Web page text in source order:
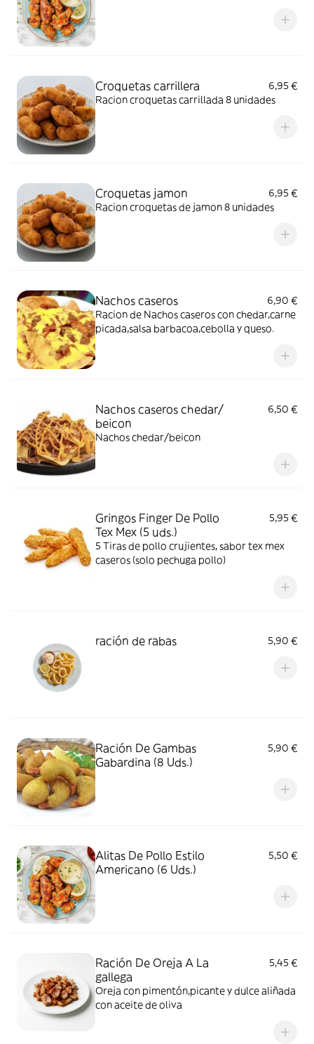
Croquetas carrillera
6,95 €
Racion croquetas carrillada 8 unidades
Croquetas jamon
6,95 €
Racion croquetas de jamon 8 unidades
Nachos caseros
6,90 €
Racion de Nachos caseros con chedar,carne
picada,salsa barbacoa,cebolla y queso.
Nachos caseros chedar/
beicon
6,50 €
Nachos chedar/beicon
Gringos Finger De Pollo
Tex Mex (5 uds.)
5,95 €
5 Tiras de pollo crujientes, sabor tex mex
caseros (solo pechuga pollo)
ración de rabas 5,90 €
Ración De Gambas
Gabardina (8 Uds.)
5,90 €
Alitas De Pollo Estilo
Americano (6 Uds.)
5,50 €
Ración De Oreja A La
gallega
5,45 €
Oreja con pimentón,picante y dulce aliñada
con aceite de oliva